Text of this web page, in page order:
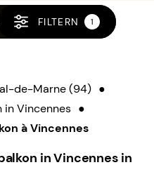
FILTERN 1
de-Marne (94) ●
in Vincennes ●
à Vincennes
in Vincennes in